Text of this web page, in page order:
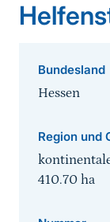
Bundesland
Hessen
Region und
410.70 ha